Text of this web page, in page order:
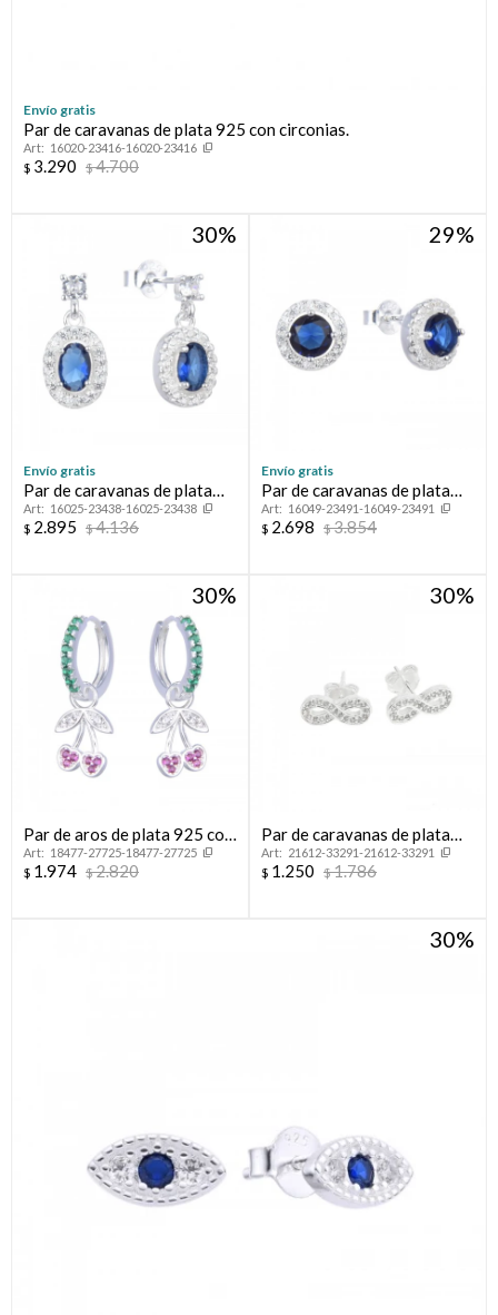
Envío gratis
Par de caravanas de plata 925 con circonias.
16020-23416-16020-23416
$ 3.290 $4.700
30
Envío gratis
Par de caravanas de plata
925 con circonias.
16025-23438-16025-23438
$ 2.895 $4.136
29
Envío gratis
Par de caravanas de plata
925 con circonias.
16049-23491-16049-23491
$ 2.698 $3.854
30
Par de aros de plata 925 con
circonias.
18477-27725-18477-27725
$ 1.974 $2.820
30
Par de caravanas de plata
925 con circonias,
INFINITO.
21612-33291-21612-33291
$ 1.250 $1.786
30